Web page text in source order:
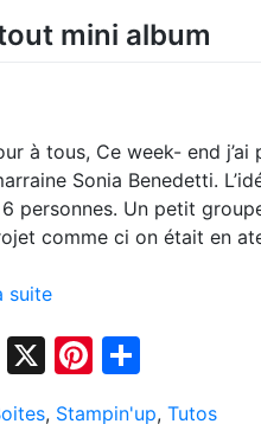
mini album
à tous, Ce week- end
Sonia Benedetti.
personnes. Un petit
comme ci on était en
suite
Facebook
X Pinterest
, Stampin'up, Tutos